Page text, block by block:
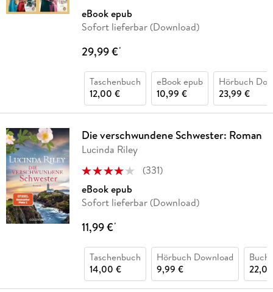
eBook epub
Sofort lieferbar (Download)
29,99 €*
Taschenbuch
12,00 €
eBook epub
10,99 €
Hörbuch
23,99 €
Die verschwundene Schwester: Roman
Lucinda Riley
(331)
eBook epub
Sofort lieferbar (Download)
11,99 €*
Taschenbuch
14,00 €
Hörbuch Download
9,99 €
Buch